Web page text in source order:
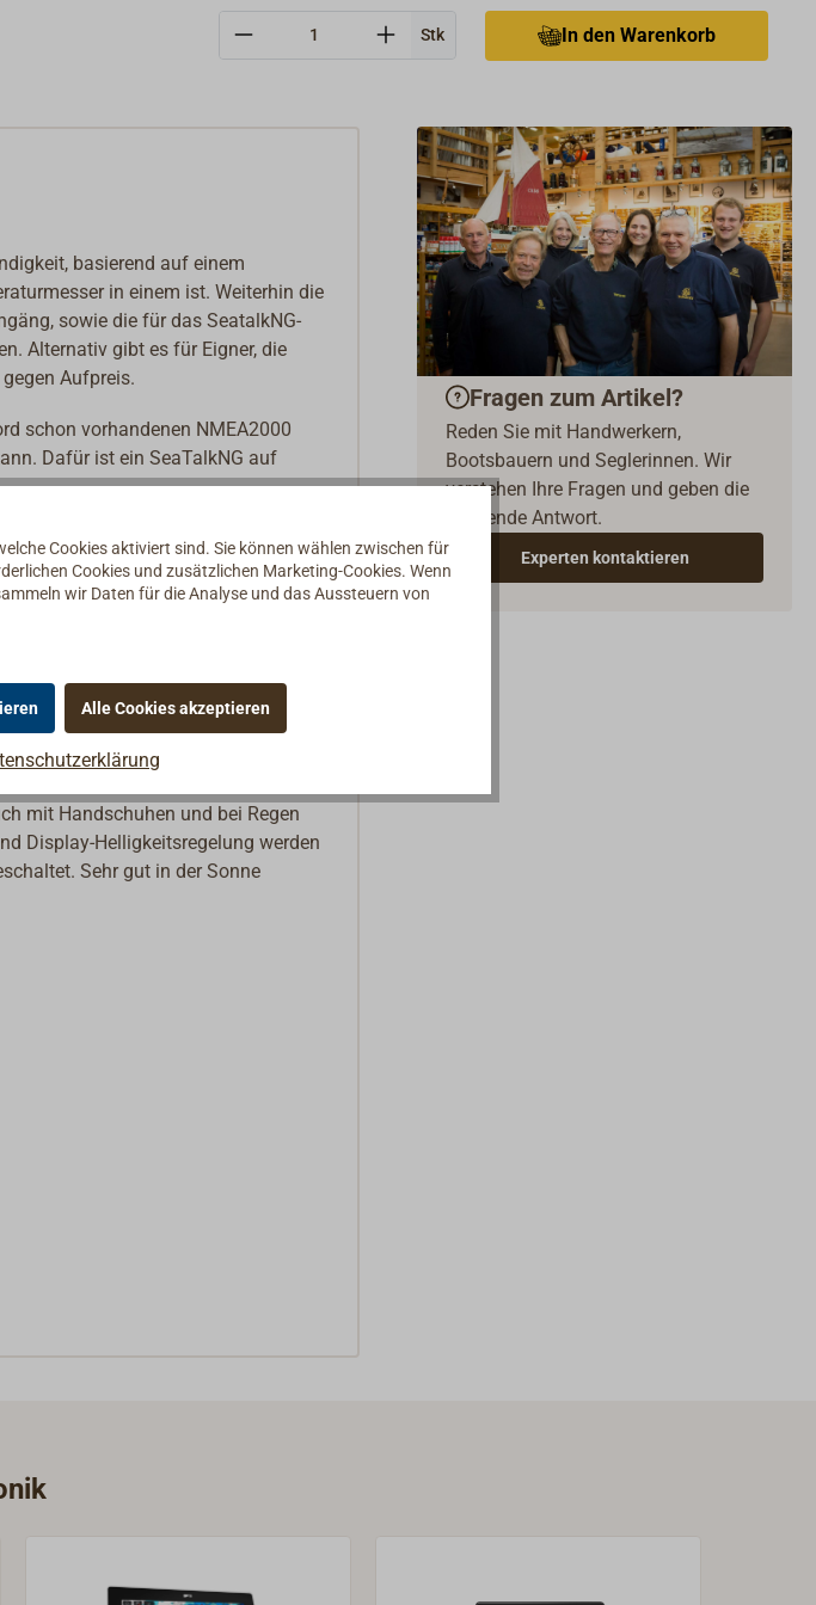
Stk In den Warenkorb
basierend auf einem
in einem ist. Weiterhin die
sowie die für das SeatalkNG-
Alternativ gibt es für Eigner, die
Aufpreis.
schon vorhandenen NMEA2000
Dafür ist ein SeaTalkNG auf
Daten aus dem SeaTalkNG oder
Motordaten, AIS - es gibt kaum
der Schiffsdaten über 7
Kurs und Geschwindigkeit,
Umdrehungen, Wassertemperatur
völlig frei konfiguriert werden.
mit Handschuhen und bei Regen
Display-Helligkeitsregelung werden
Sehr gut in der Sonne
Fragen zum Artikel?
Reden Sie mit Handwerkern,
Bootsbauern und Seglerinnen. Wir
verstehen Ihre Fragen und geben die
passende Antwort.
Experten kontaktieren
Cookies aktiviert sind. Sie können wählen zwischen für
Cookies und zusätzlichen Marketing-Cookies. Wenn
wir Daten für die Analyse und das Aussteuern von
Alle Cookies akzeptieren